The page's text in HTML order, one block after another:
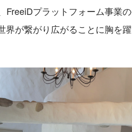
FreeiDプラットフォーム事業
界が繋がり広がることに胸を